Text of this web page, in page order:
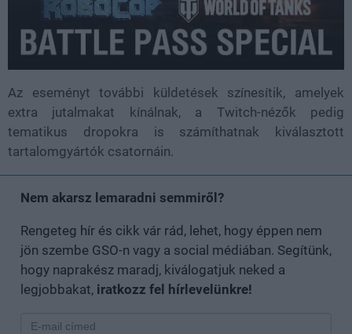
Az eseményt további küldetések színesítik, amelyek
extra jutalmakat kínálnak, a Twitch-nézők pedig
tematikus dropokra is számíthatnak kiválasztott
tartalomgyártók csatornáin.
Nem akarsz lemaradni semmiről?
Rengeteg hír és cikk vár rád, lehet, hogy éppen nem
jön szembe GSO-n vagy a social médiában. Segítünk,
hogy naprakész maradj, kiválogatjuk neked a
legjobbakat, iratkozz fel hírlevelünkre!